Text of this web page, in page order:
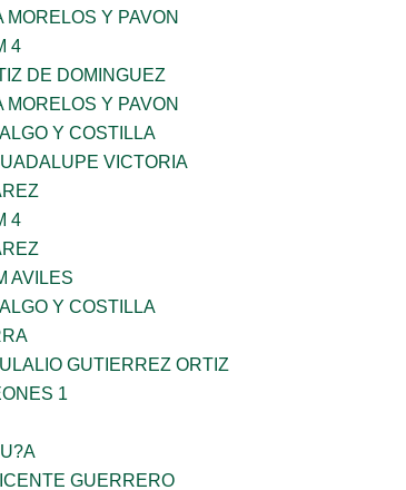
MORELOS Y PAVON
4
DE DOMINGUEZ
MORELOS Y PAVON
Y COSTILLA
VICTORIA
4
AVILES
Y COSTILLA
GUTIERREZ ORTIZ
1
GUERRERO